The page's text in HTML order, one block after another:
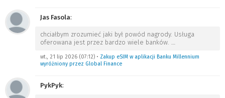
Jas Fasola:
chciałbym zrozumieć jaki był powód nagrody. Usługa
oferowana jest przez bardzo wiele banków. …
wt., 21 lip 2026 (07:12) • Zakup eSIM w aplikacji Banku Millennium
wyróżniony przez Global Finance
PykPyk: